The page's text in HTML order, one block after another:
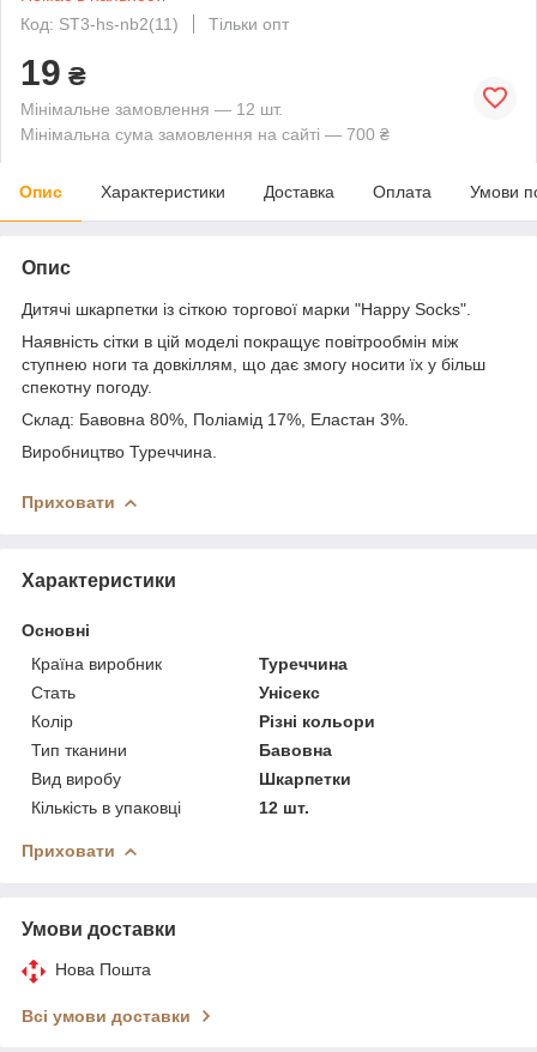
Код: ST3-hs-nb2(11)
Тільки опт
19 ₴
Мінімальне замовлення — 12 шт.
Мінімальна сума замовлення на сайті — 700 ₴
Опис Характеристики Доставка Оплата Умови
Опис
Дитячі шкарпетки із сіткою торгової марки "Happy Socks".
Наявність сітки в цій моделі покращує повітрообмін між
ступнею ноги та довкіллям, що дає змогу носити їх у більш
спекотну погоду.
Склад: Бавовна 80%, Поліамід 17%, Еластан 3%.
Виробництво Туреччина.
Приховати
Характеристики
Основні
Країна виробник
Туреччина
Стать
Унісекс
Колір
Різні кольори
Тип тканини
Бавовна
Вид виробу
Шкарпетки
Кількість в упаковці
12 шт.
Приховати
Умови доставки
Нова Пошта
Всі умови доставки